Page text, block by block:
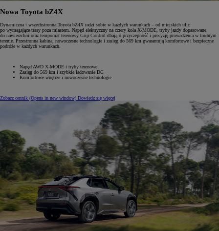
Nowa Toyota bZ4X
Dynamiczna i wszechstronna Toyota bZ4X radzi sobie w każdych warunkach – od miejskich ulic
po wymagające trasy poza miastem. Napęd elektryczny na cztery koła X-MODE, tryby jazdy dopasowane
do nawierzchni oraz tempomat terenowy Grip Control dbają o przyczepność i precyzję prowadzenia w trudnym
terenie. Przestronna kabina, nowoczesne technologie i zasięg do 569 km gwarantują komfortowe i bezpieczne
podróże w każdych warunkach.
Napęd AWD X-MODE i tryby terenowe
Zasięg do 569 km i szybkie ładowanie DC
Komfortowe wnętrze i nowoczesne technologie
Zobacz cennik (Opens in new window) Dowiedz się więcej